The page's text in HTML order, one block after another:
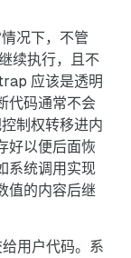
况下，不管
续执行，且不
应该是透明
代码通常不会
制权转移进内
好以便后面恢
系统调用实现
值的内容后继
用户代码。系